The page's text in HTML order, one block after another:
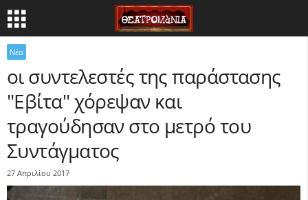
Νέα
οι συντελεστές της παράστασης
"Εβίτα" χόρεψαν και
τραγούδησαν στο μετρό του
Συντάγματος
27 Απριλίου 2017